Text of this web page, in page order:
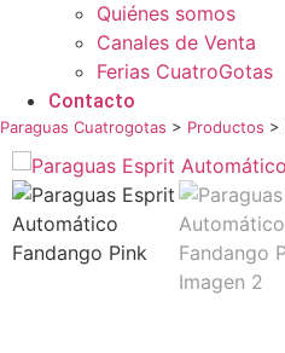
Quiénes somos
Canales de Venta
Ferias CuatroGotas
Contacto
Paraguas Cuatrogotas > Productos >